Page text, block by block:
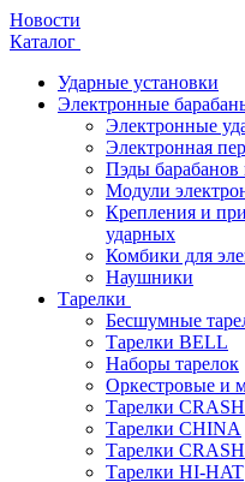
Новости
Каталог
Ударные установки
Электронные
Электронные
Электронная
Пэды барабанов
Модули
Крепления и
ударных
Комбики для
Наушники
Тарелки
Бесшумные
Тарелки BELL
Наборы тарелок
Оркестровые и
Тарелки CRASH
Тарелки CHINA
Тарелки
Тарелки HI-HAT